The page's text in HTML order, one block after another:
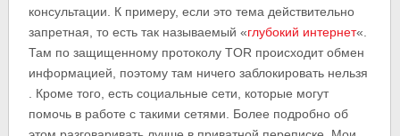
консультации. К примеру, если это тема действительно
запретная, то есть так называемый «глубокий интернет«.
Там по защищенному протоколу TOR происходит обмен
информацией, поэтому там ничего заблокировать нельзя
. Кроме того, есть социальные сети, которые могут
помочь в работе с такими сетями. Более подробно об